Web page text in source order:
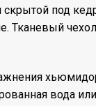
скрытой под
Тканевый
вода или